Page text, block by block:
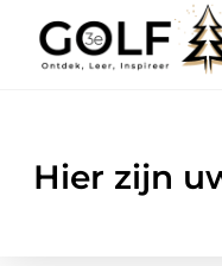
Hier zijn